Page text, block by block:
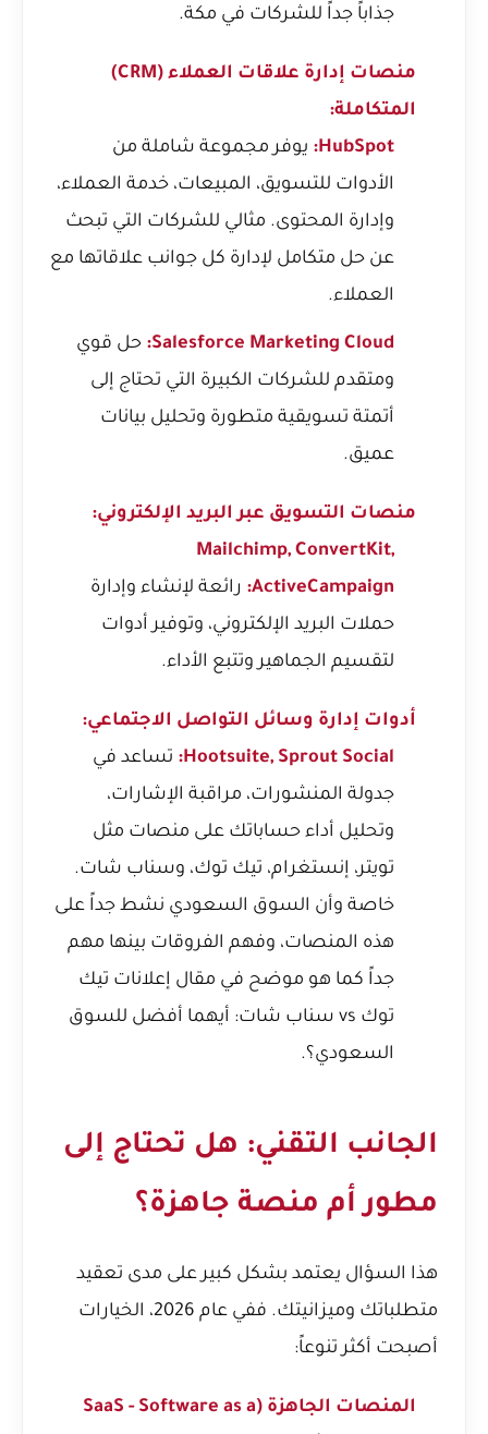
جذاباً جداً للشركات في مكة.
منصات إدارة علاقات العملاء (CRM)
المتكاملة:
HubSpot: يوفر مجموعة شاملة من
الأدوات للتسويق، المبيعات، خدمة العملاء،
وإدارة المحتوى. مثالي للشركات التي تبحث
عن حل متكامل لإدارة كل جوانب علاقاتها مع
العملاء.
Salesforce Marketing Cloud: حل قوي
ومتقدم للشركات الكبيرة التي تحتاج إلى
أتمتة تسويقية متطورة وتحليل بيانات
عميق.
منصات التسويق عبر البريد الإلكتروني:
Mailchimp, ConvertKit,
ActiveCampaign: رائعة لإنشاء وإدارة
حملات البريد الإلكتروني، وتوفير أدوات
لتقسيم الجماهير وتتبع الأداء.
أدوات إدارة وسائل التواصل الاجتماعي:
Hootsuite, Sprout Social: تساعد في
جدولة المنشورات، مراقبة الإشارات،
وتحليل أداء حساباتك على منصات مثل
تويتر، إنستغرام، تيك توك، وسناب شات.
خاصة وأن السوق السعودي نشط جداً على
هذه المنصات، وفهم الفروقات بينها مهم
جداً كما هو موضح في مقال إعلانات تيك
توك vs سناب شات: أيهما أفضل للسوق
السعودي؟.
الجانب التقني: هل تحتاج إلى
مطور أم منصة جاهزة؟
هذا السؤال يعتمد بشكل كبير على مدى تعقيد
متطلباتك وميزانيتك. ففي عام 2026، الخيارات
أصبحت أكثر تنوعاً:
المنصات الجاهزة (SaaS - Software as a